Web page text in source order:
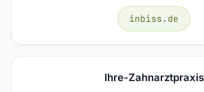
inbiss.de
Ihre-Zahnarztpraxis